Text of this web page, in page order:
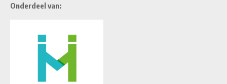
Onderdeel van: